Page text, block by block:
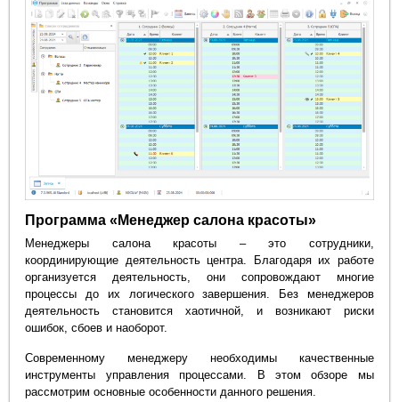
Программа «Менеджер салона красоты»
Менеджеры салона красоты – это сотрудники,
координирующие деятельность центра. Благодаря их работе
организуется деятельность, они сопровождают многие
процессы до их логического завершения. Без менеджеров
деятельность становится хаотичной, и возникают риски
ошибок, сбоев и наоборот.
Современному менеджеру необходимы качественные
инструменты управления процессами. В этом обзоре мы
рассмотрим основные особенности данного решения.